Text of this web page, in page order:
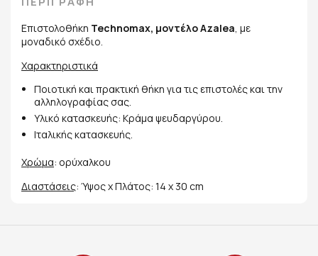
Επιστολοθήκη Technomax, μοντέλο Azalea, με
μοναδικό σχέδιο.
Χαρακτηριστικά
Ποιοτική και πρακτική θήκη για τις επιστολές και την
αλληλογραφίας σας.
Υλικό κατασκευής: Κράμα ψευδαργύρου.
Ιταλικής κατασκευής.
Χρώμα: ορύχαλκου
Διαστάσεις: Ύψος x Πλάτος: 14 x 30 cm